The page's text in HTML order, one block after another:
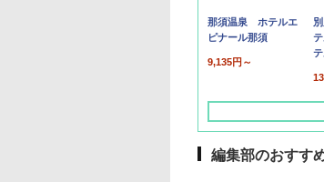
那須温泉 ホテルエ
ピナール那須
9,135円～
テ
編集部のおすす